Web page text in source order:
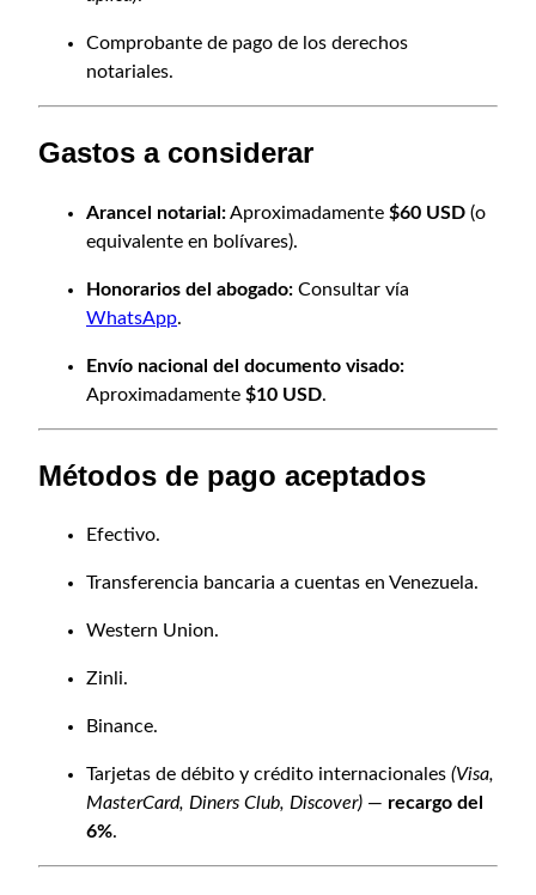
Comprobante de pago de los derechos
notariales.
Gastos a considerar
Arancel notarial:Aproximadamente $60 USD (o
equivalente en bolívares).
Honorarios del abogado: Consultar vía
WhatsApp.
Envío nacional del documento visado:
Aproximadamente $10 USD.
Métodos de pago aceptados
Efectivo.
Transferencia bancaria a cuentas en Venezuela.
Western Union.
Zinli.
Binance.
Tarjetas de débito y crédito internacionales (Visa,
MasterCard, Diners Club, Discover) — recargo del
6%.